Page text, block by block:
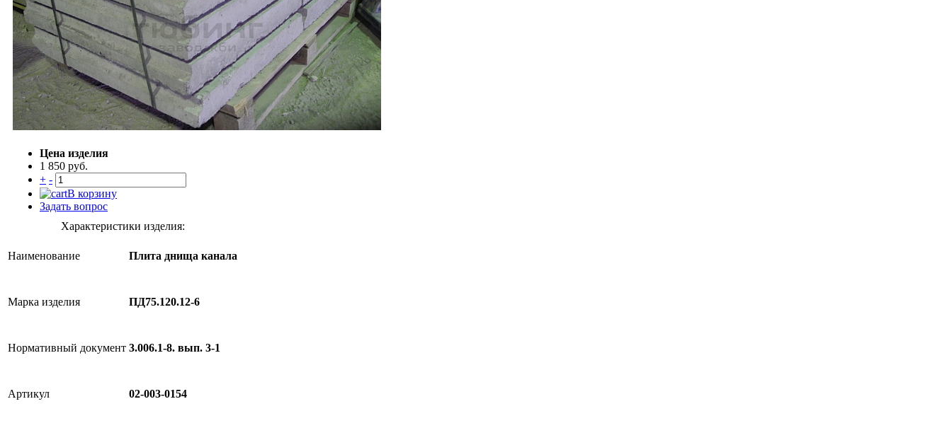
Цена изделия
1 850 руб.
+ -
В корзину
Задать вопрос
Характеристики изделия:
Наименование Плита днища канала
Марка изделия ПД75.120.12-6
Нормативный документ 3.006.1-8. вып. 3-1
Артикул 02-003-0154